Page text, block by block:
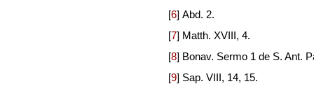
[6] Abd. 2.
[7] Matth. XVIII, 4.
[8] Bonav. Sermo 1 de S. Ant.
[9] Sap. VIII, 14, 15.